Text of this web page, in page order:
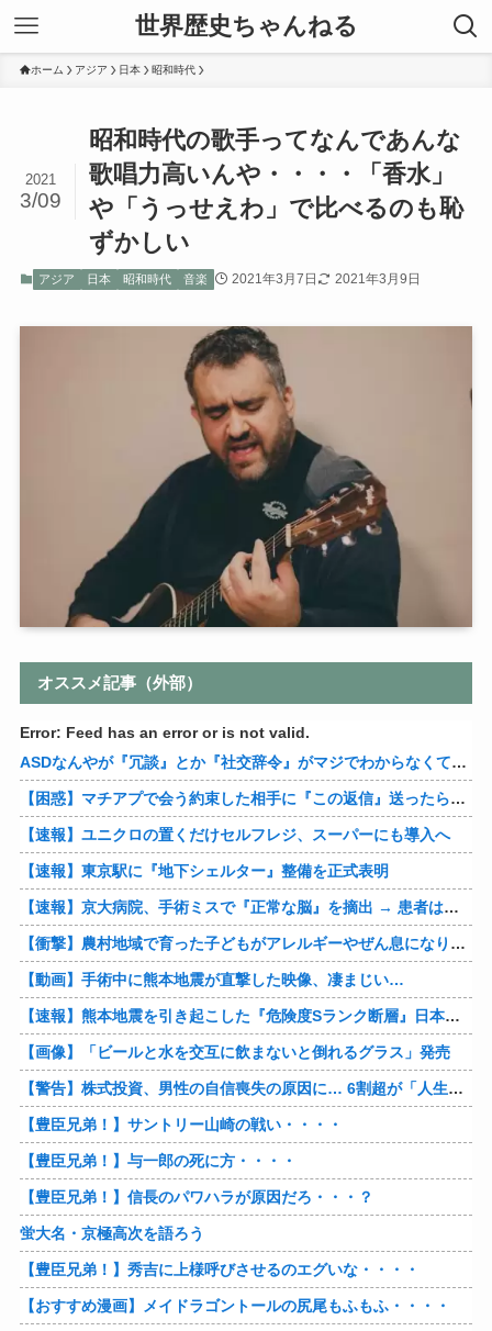
世界歴史ちゃんねる
ホーム アジア 日本 昭和時代
昭和時代の歌手ってなんであんな
歌唱力高いんや・・・・「香水」
や「うっせえわ」で比べるのも恥
ずかしい
2021
3/09
アジア 日本 昭和時代 音楽 2021年3月7日 2021年3月9日
オススメ記事（外部）
Error: Feed has an error or is not valid.
ASDなんやが『冗談』とか『社交辞令』がマジでわからなくて怖い
【困惑】マチアプで会う約束した相手に『この返信』送ったらブロックされたんやが…
【速報】ユニクロの置くだけセルフレジ、スーパーにも導入へ
【速報】東京駅に『地下シェルター』整備を正式表明
【速報】京大病院、手術ミスで『正常な脳』を摘出 → 患者は自発呼吸不可能な植物状態に
【衝撃】農村地域で育った子どもがアレルギーやぜん息になりにくい『農場効果』を引き起こす細菌が判明
【動画】手術中に熊本地震が直撃した映像、凄まじい…
【速報】熊本地震を引き起こした『危険度Sランク断層』日本のド真ん中に10カ所もあると判明
【画像】「ビールと水を交互に飲まないと倒れるグラス」発売
【警告】株式投資、男性の自信喪失の原因に… 6割超が「人生の敗者」自認
【豊臣兄弟！】サントリー山崎の戦い・・・・
【豊臣兄弟！】与一郎の死に方・・・・
【豊臣兄弟！】信長のパワハラが原因だろ・・・？
蛍大名・京極高次を語ろう
【豊臣兄弟！】秀吉に上様呼びさせるのエグいな・・・・
【おすすめ漫画】メイドラゴントールの尻尾もふもふ・・・・